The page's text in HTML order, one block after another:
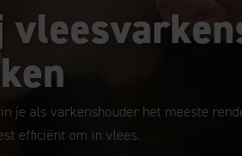
je als varkenshouder het meeste
efficiënt om in vlees.